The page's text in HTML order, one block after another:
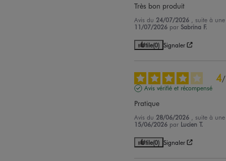
Très bon produit
Avis du 24/07/2026
, suite à
11/07/2026 par Sabrina F.
Utile(0) Signaler
4/
Avis vérifié et récompensé
Pratique
Avis du 28/06/2026
, suite à
15/06/2026 par Lucien T.
Utile(0) Signaler